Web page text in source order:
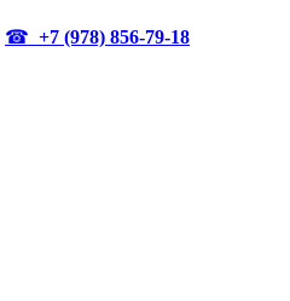
☎ +7 (978) 856-79-18